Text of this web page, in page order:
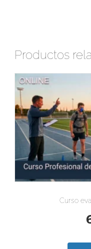
Productos
Curso